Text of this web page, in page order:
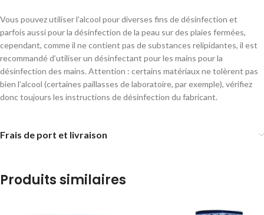
Vous pouvez utiliser l’alcool pour diverses fins de désinfection et
parfois aussi pour la désinfection de la peau sur des plaies fermées,
cependant, comme il ne contient pas de substances relipidantes, il est
recommandé d’utiliser un désinfectant pour les mains pour la
désinfection des mains. Attention : certains matériaux ne tolèrent pas
bien l’alcool (certaines paillasses de laboratoire, par exemple), vérifiez
donc toujours les instructions de désinfection du fabricant.
Frais de port et livraison
Produits similaires